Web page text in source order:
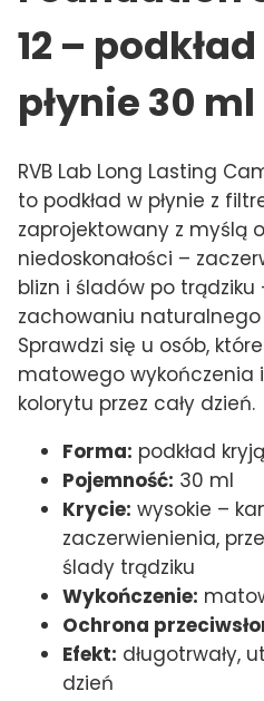
12 –
płynie 30 ml
RVB Lab Long Lasting
to podkład w płynie z
zaprojektowany z myślą
niedoskonałości –
blizn i śladów po
zachowaniu naturalnego
Sprawdzi się u osób,
matowego wykończenia
kolorytu przez cały dzień.
Forma: podkład
Pojemność: 30 ml
Krycie: wysokie –
zaczerwienienia,
ślady trądziku
Wykończenie:
Ochrona
Efekt: długotrwały,
dzień